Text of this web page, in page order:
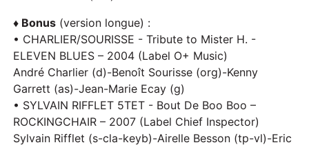
♦ Bonus (version longue) :
• CHARLIER/SOURISSE - Tribute to Mister H. -
ELEVEN BLUES – 2004 (Label O+ Music)
André Charlier (d)-Benoît Sourisse (org)-Kenny
Garrett (as)-Jean-Marie Ecay (g)
• SYLVAIN RIFFLET 5TET - Bout De Boo Boo –
ROCKINGCHAIR – 2007 (Label Chief Inspector)
Sylvain Rifflet (s-cla-keyb)-Airelle Besson (tp-vl)-Eric